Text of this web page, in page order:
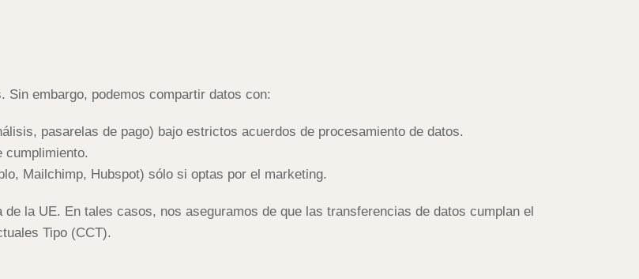
Sin embargo, podemos compartir datos con:
pasarelas de pago) bajo estrictos acuerdos de procesamiento de datos.
cumplimiento.
Mailchimp, Hubspot) sólo si optas por el marketing.
la UE. En tales casos, nos aseguramos de que las transferencias de datos cumplan el
Tipo (CCT).